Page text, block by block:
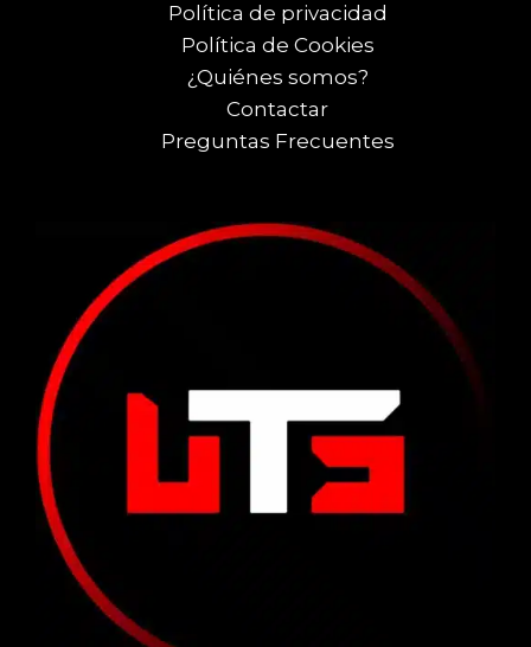
Política de privacidad
Política de Cookies
¿Quiénes somos?
Contactar
Preguntas Frecuentes